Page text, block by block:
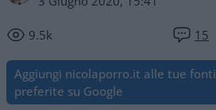
9.5k 15
Aggiungi nicolaporro.it alle tue fonti
preferite su Google